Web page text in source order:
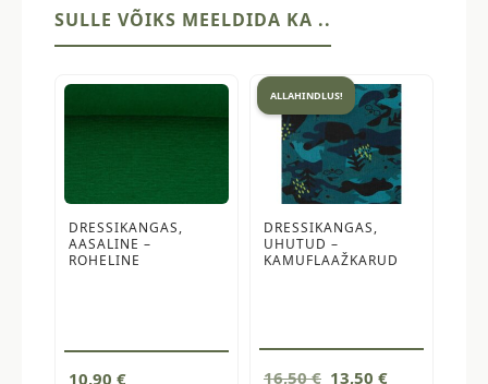
SULLE VÕIKS MEELDIDA KA ..
DRESSIKANGAS,
AASALINE –
ROHELINE
10,90 €
ALLAHINDLUS!
DRESSIKANGAS,
UHUTUD –
KAMUFLAAŽKARUD
16,50€ Algne
13,50 €Current